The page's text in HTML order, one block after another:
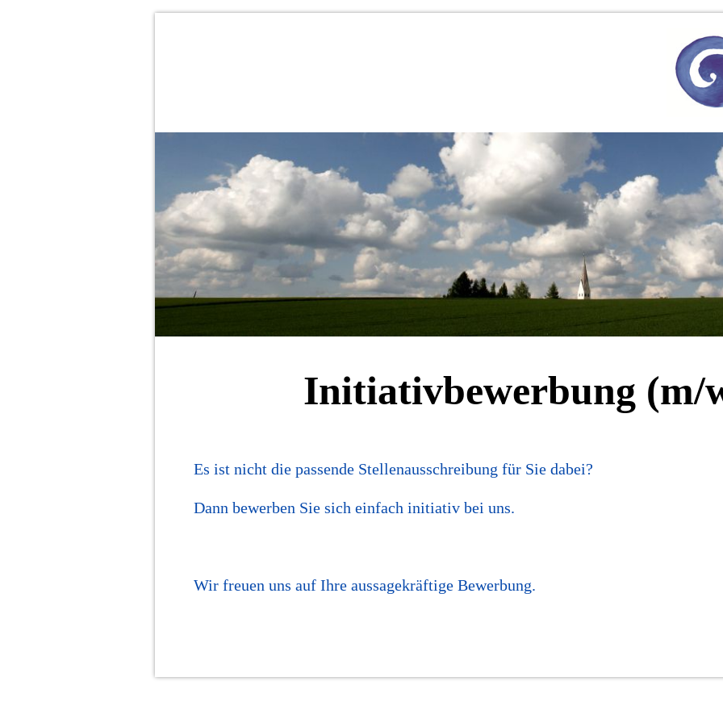
Initiativbewerbung (m/
Es ist nicht die passende Stellenausschreibung für Sie dabei?
Dann bewerben Sie sich einfach initiativ bei uns.
Wir freuen uns auf Ihre aussagekräftige Bewerbung.